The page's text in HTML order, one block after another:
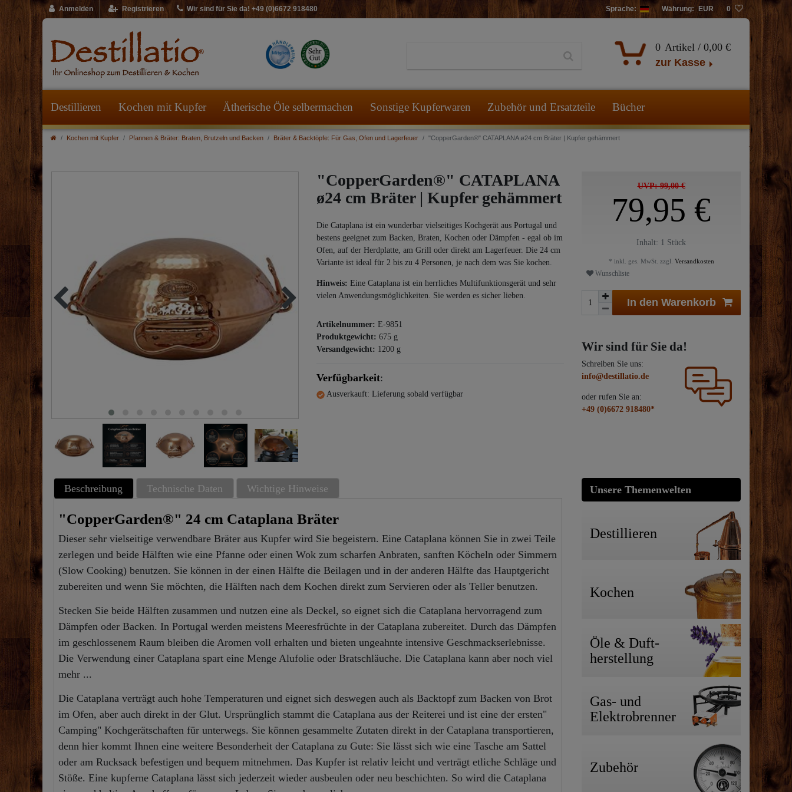
Anmelden Registrieren Wir sind für Sie da! +49 (0)6672 918480 Sprache: Währung: EUR 0
0 Artikel / 0,00 €
zur Kasse
Destillieren Kochen mit Kupfer Ätherische Öle selbermachen Sonstige Kupferwaren Zubehör und Ersatzteile Bücher
Kochen mit Kupfer Pfannen & Bräter: Braten, Brutzeln und Backen Bräter & Backtöpfe: Für Gas, Ofen und Lagerfeuer "CopperGarden®" CATAPLANA ø24 cm Bräter | Kupfer gehämmert
"CopperGarden®" CATAPLANA
ø24 cm Bräter | Kupfer gehämmert
Die Cataplana ist ein wunderbar vielseitiges Kochgerät aus Portugal und
bestens geeignet zum Backen, Braten, Kochen oder Dämpfen - egal ob im
Ofen, auf der Herdplatte, am Grill oder direkt am Lagerfeuer. Die 24 cm
Variante ist ideal für 2 bis zu 4 Personen, je nach dem was Sie kochen.
Hinweis: Eine Cataplana ist ein herrliches Multifunktionsgerät und sehr
vielen Anwendungsmöglichkeiten. Sie werden es sicher lieben.
Artikelnummer: E-9851
Produktgewicht: 675 g
Versandgewicht: 1200 g
Verfügbarkeit:
Ausverkauft: Lieferung sobald verfügbar
UVP: 99,00 €
79,95 €
Inhalt: 1 Stück
* inkl. ges. MwSt. zzgl. Versandkosten
Wunschliste
In den Warenkorb
Wir sind für Sie da!
Schreiben Sie uns:
info@destillatio.de
oder rufen Sie an:
+49 (0)6672 918480*
Beschreibung Technische Daten Wichtige Hinweise
"CopperGarden®" 24 cm Cataplana Bräter
Dieser sehr vielseitige verwendbare Bräter aus Kupfer wird Sie begeistern. Eine Cataplana können Sie in zwei Teile
zerlegen und beide Hälften wie eine Pfanne oder einen Wok zum scharfen Anbraten, sanften Köcheln oder Simmern
(Slow Cooking) benutzen. Sie können in der einen Hälfte die Beilagen und in der anderen Hälfte das Hauptgericht
zubereiten und wenn Sie möchten, die Hälften nach dem Kochen direkt zum Servieren oder als Teller benutzen.
Stecken Sie beide Hälften zusammen und nutzen eine als Deckel, so eignet sich die Cataplana hervorragend zum
Dämpfen oder Backen. In Portugal werden meistens Meeresfrüchte in der Cataplana zubereitet. Durch das Dämpfen
im geschlossenem Raum bleiben die Aromen voll erhalten und bieten ungeahnte intensive Geschmackserlebnisse.
Die Verwendung einer Cataplana spart eine Menge Alufolie oder Bratschläuche. Die Cataplana kann aber noch viel
mehr ...
Die Cataplana verträgt auch hohe Temperaturen und eignet sich deswegen auch als Backtopf zum Backen von Brot
im Ofen, aber auch direkt in der Glut. Ursprünglich stammt die Cataplana aus der Reiterei und ist eine der ersten"
Camping" Kochgerätschaften für unterwegs. Sie können gesammelte Zutaten direkt in der Cataplana transportieren,
denn hier kommt Ihnen eine weitere Besonderheit der Cataplana zu Gute: Sie lässt sich wie eine Tasche am Sattel
oder am Rucksack befestigen und bequem mitnehmen. Das Kupfer ist relativ leicht und verträgt etliche Schläge und
Stöße. Eine kupferne Cataplana lässt sich jederzeit wieder ausbeulen oder neu beschichten. So wird die Cataplana
Unsere Themenwelten
Destillieren
Kochen
Öle & Duft-
herstellung
Gas- und
Elektrobrenner
Zubehör